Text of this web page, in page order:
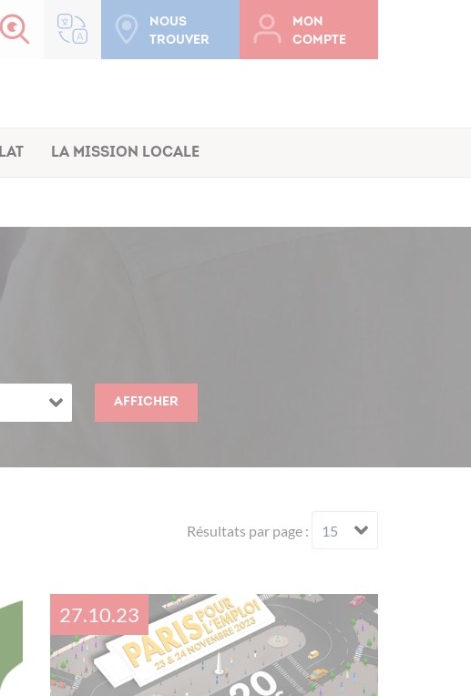
Nous
trouver
Mon
compte
La Mission Locale
Afficher
Résultats par page :
27.10.23